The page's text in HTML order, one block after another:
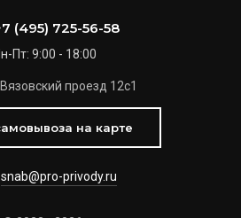
(495) 725-56-58
Пт: 9:00 - 18:00
проезд 12с1
на карте
snab@pro-privody.ru